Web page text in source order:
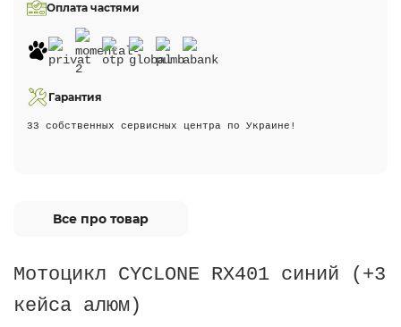
Оплата частями
Гарантия
33 собственных сервисных центра по Украине!
Все про товар
Мотоцикл CYCLONE RX401 синий (+3
кейса алюм)